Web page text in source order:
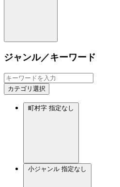
ジャンル／キーワード
カテゴリ選択
町村字 指定なし
小ジャンル 指定なし